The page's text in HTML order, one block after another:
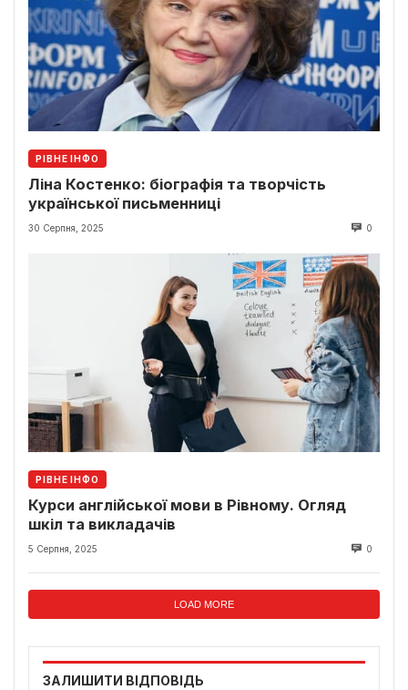
РІВНЕ ІНФО
Ліна Костенко: біографія та творчість
української письменниці
30 Серпня, 2025 0
РІВНЕ ІНФО
Курси англійської мови в Рівному. Огляд
шкіл та викладачів
5 Серпня, 2025 0
LOAD MORE
ЗАЛИШИТИ ВІДПОВІДЬ